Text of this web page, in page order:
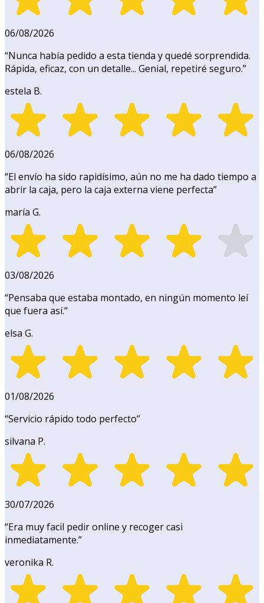
06/08/2026
“Nunca había pedido a esta tienda y quedé sorprendida.
Rápida, eficaz, con un detalle... Genial, repetiré seguro.”
estela B.
06/08/2026
“El envío ha sido rapidísimo, aún no me ha dado tiempo a
abrir la caja, pero la caja externa viene perfecta”
maría G.
03/08/2026
“Pensaba que estaba montado, en ningún momento leí
que fuera así.”
elsa G.
01/08/2026
“Servicio rápido todo perfecto”
silvana P.
30/07/2026
“Era muy facil pedir online y recoger casi
inmediatamente.”
veronika R.